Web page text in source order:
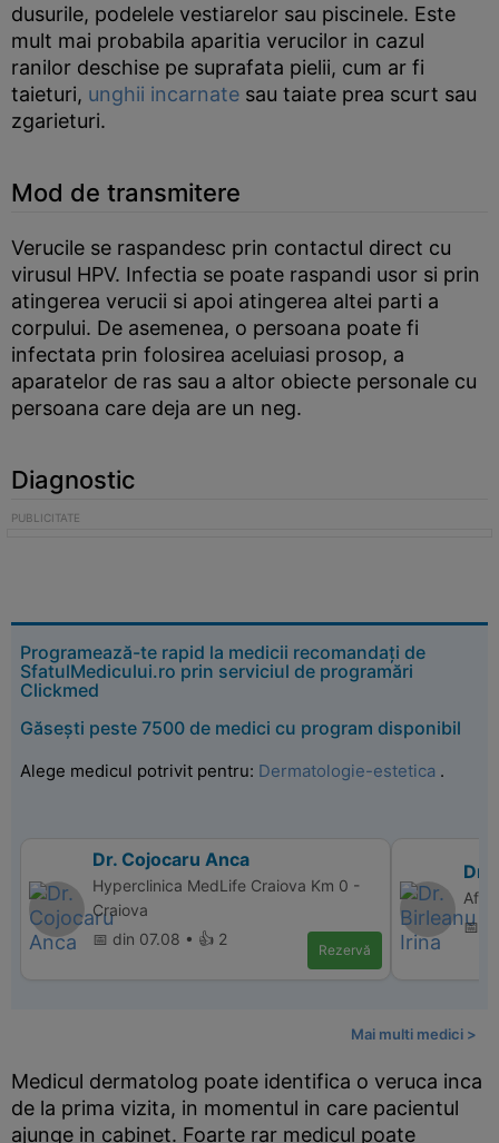
dusurile, podelele vestiarelor sau piscinele. Este
mult mai probabila aparitia verucilor in cazul
ranilor deschise pe suprafata pielii, cum ar fi
taieturi, unghii incarnate sau taiate prea scurt sau
zgarieturi.
Mod de transmitere
Verucile se raspandesc prin contactul direct cu
virusul HPV. Infectia se poate raspandi usor si prin
atingerea verucii si apoi atingerea altei parti a
corpului. De asemenea, o persoana poate fi
infectata prin folosirea aceluiasi prosop, a
aparatelor de ras sau a altor obiecte personale cu
persoana care deja are un neg.
Diagnostic
Programează-te rapid la medicii recomandați de
SfatulMedicului.ro prin serviciul de programări
Clickmed
Găsești peste 7500 de medici cu program disponibil
Alege medicul potrivit pentru: Dermatologie-estetica .
Dr. Cojocaru Anca
Hyperclinica MedLife Craiova Km 0 -
Craiova
📅 din 07.08 • 👍 2
Rezervă
Dr.
📅
Mai multi medici >
Medicul dermatolog poate identifica o veruca inca
de la prima vizita, in momentul in care pacientul
ajunge in cabinet. Foarte rar medicul poate